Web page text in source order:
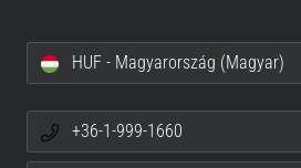
HUF - Magyarország (Magyar)
+36-1-999-1660